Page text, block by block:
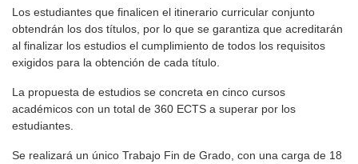
Los estudiantes que finalicen el itinerario curricular conjunto
obtendrán los dos títulos, por lo que se garantiza que acreditarán
al finalizar los estudios el cumplimiento de todos los requisitos
exigidos para la obtención de cada título.
La propuesta de estudios se concreta en cinco cursos
académicos con un total de 360 ECTS a superar por los
estudiantes.
Se realizará un único Trabajo Fin de Grado, con una carga de 18